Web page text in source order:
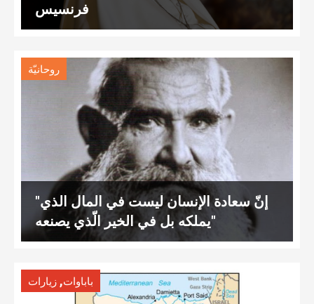
فرنسيس
روحانيّة
"إنّ سعادة الإنسان ليست في المال الذي
يملكه بل في الخير الّذي يصنعه"
باباوات, زيارات